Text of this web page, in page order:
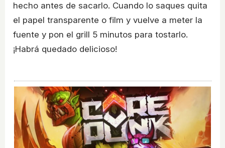
hecho antes de sacarlo. Cuando lo saques quita
el papel transparente o film y vuelve a meter la
fuente y pon el grill 5 minutos para tostarlo.
¡Habrá quedado delicioso!